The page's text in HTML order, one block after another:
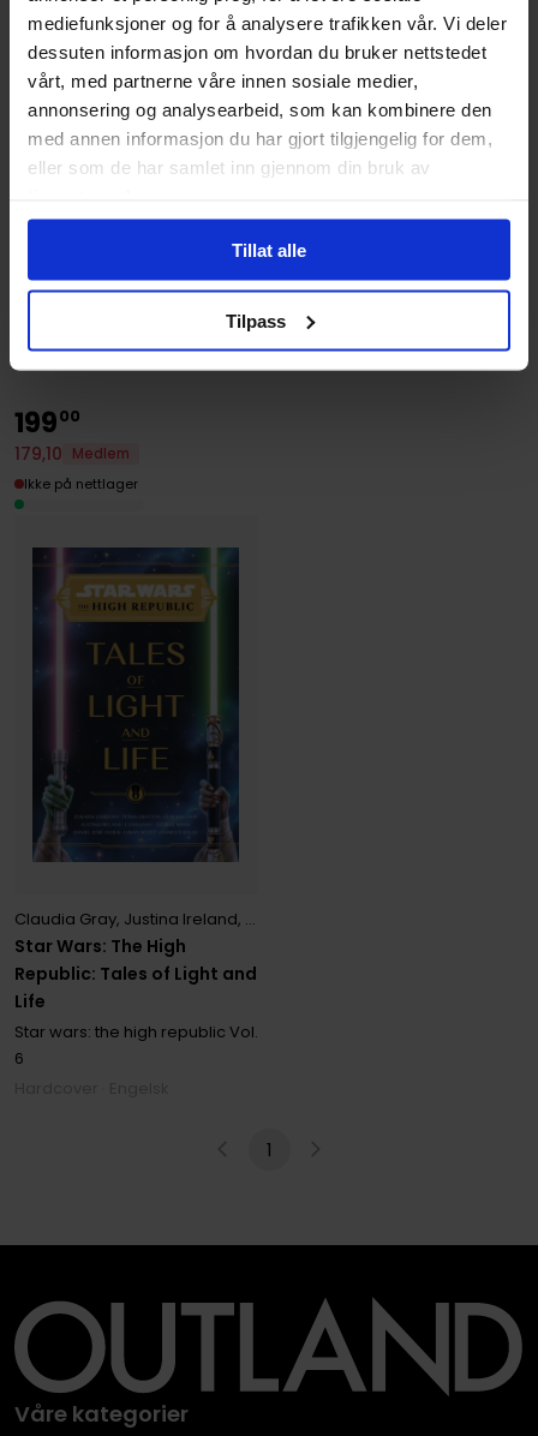
mediefunksjoner og for å analysere trafikken vår. Vi deler
dessuten informasjon om hvordan du bruker nettstedet
vårt, med partnerne våre innen sosiale medier,
annonsering og analysearbeid, som kan kombinere den
med annen informasjon du har gjort tilgjengelig for dem,
eller som de har samlet inn gjennom din bruk av
Tillat alle
Tilpass
Star Wars: The Acolyte: The
Hardcover · Engelsk
Blood & Fury
Chaos & Flame
Paperback · Engelsk
Star Wars: The High
Republic: Tales of Light and
Life
Claudia Gray, Justina Ireland, Lydia Kang
Star wars: the high republic Vol.
6
19900
179,10
Medlem
Ikke på nettlager
1
Våre kategorier